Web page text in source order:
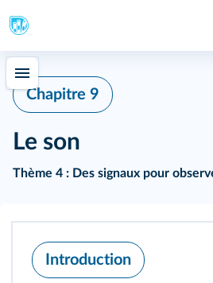
Chapitre 9
Le son
Thème 4 : Des signaux pour
Introduction